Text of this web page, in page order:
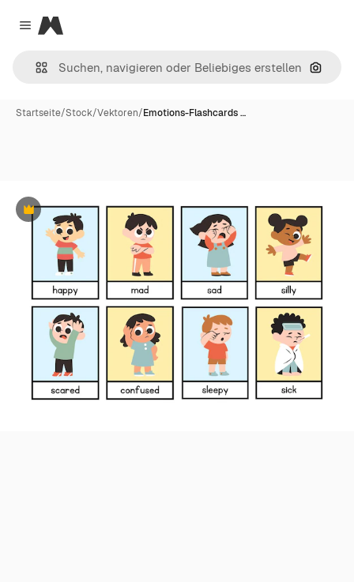
Close menu
Magnific
Nach
Startseite/Stock/Vektoren/Emotions-Flashcards …
Premium